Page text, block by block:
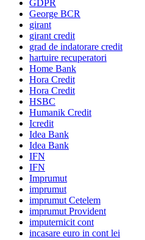
GDPR
George BCR
girant
girant credit
grad de indatorare credit
hartuire recuperatori
Home Bank
Hora Credit
Hora Credit
HSBC
Humanik Credit
Icredit
Idea Bank
Idea Bank
IFN
IFN
Imprumut
imprumut
imprumut Cetelem
imprumut Provident
imputernicit cont
incasare euro in cont lei